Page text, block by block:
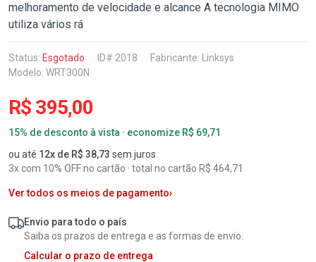
melhoramento de velocidade e alcance A tecnologia MIMO
utiliza vários rá
Status: Esgotado ID# 2018 Fabricante:
Linksys
Modelo: WRT300N
R$ 395,00
15% de desconto à vista · economize R$ 69,71
ou até 12x de R$ 38,73 sem juros
3x com 10% OFF no cartão · total no cartão R$ 464,71
Ver todos os meios de pagamento›
Envio para todo o país
Saiba os prazos de entrega e as formas de envio.
Calcular o prazo de entrega